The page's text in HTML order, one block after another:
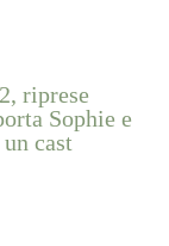
riprese
Sophie e
cast